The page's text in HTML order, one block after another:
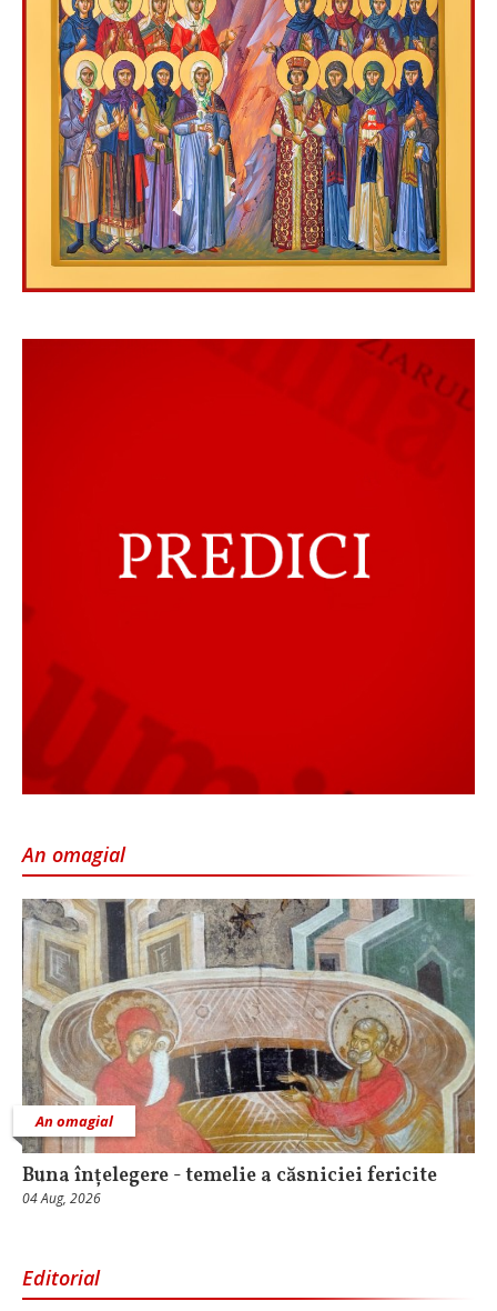
An omagial
An omagial
Buna înțelegere - temelie a căsniciei fericite
04 Aug, 2026
Editorial